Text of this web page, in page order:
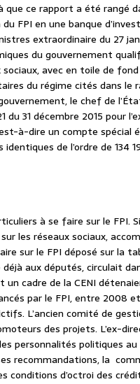
que ce rapport a été rangé
FPI en une banque
extraordinaire du 27
du gouvernement
avec en toile de
du régime cités dans le
le chef de
31 décembre 2015 pour
à-dire un compte spécial
de l’ordre de 134
à se faire sur le FPI.
les réseaux sociaux,
sur le FPI déposé sur la
aux députés, circulait
cadre de la CENI
par le FPI, entre 2008
L’ancien comité de
des projets. L’ex-
personnalités politiques
recommandations, la
d’octroi des